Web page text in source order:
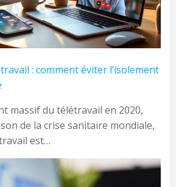
: comment éviter l’isolement
massif du télétravail en 2020,
de la crise sanitaire mondiale,
est…